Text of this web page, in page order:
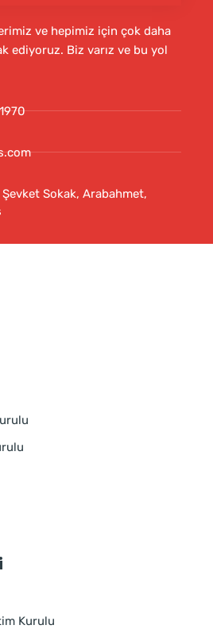
ve hepimiz için çok daha
ediyoruz. Biz varız ve bu yol
Sokak, Arabahmet,
Kurulu